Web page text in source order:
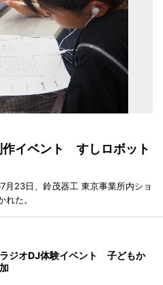
作イベント すしロボット
月23日、鈴茂器工 東京事業所内ショ
た。
ジオDJ体験イベント 子どもか